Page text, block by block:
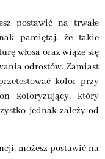
postawić na trwałe
pamiętaj, że takie
włosa oraz wiąże się
odrostów. Zamiast
kolor przy
koloryzujący, który
jednak zależy od
możesz postawić na